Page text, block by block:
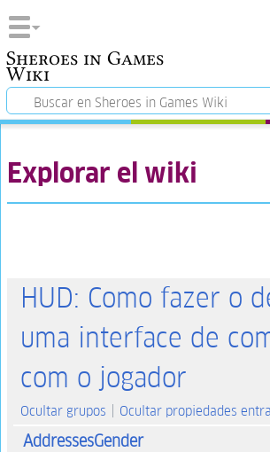
Sheroes in Games
Wiki
Explorar el wiki
HUD: Como fazer o
uma interface de
com o jogador
Ocultar grupos Ocultar propiedades
AddressesGender